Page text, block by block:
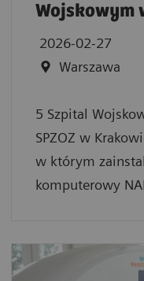
Wojskowym
2026-02-27
Warszawa
5 Szpital
SPZOZ w
w którym
komputerowy